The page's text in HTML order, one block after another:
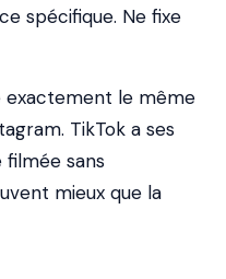
spécifique. Ne fixe
exactement le même
TikTok a ses
sans
mieux que la